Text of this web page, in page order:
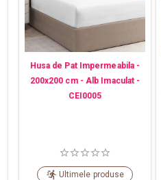
Husa de Pat Impermeabila -
200x200 cm - Alb Imaculat -
CEI0005
Ultimele produse